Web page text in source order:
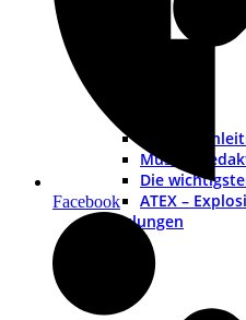
Muster-
Die
ATEX –
Schulungen
Facebook